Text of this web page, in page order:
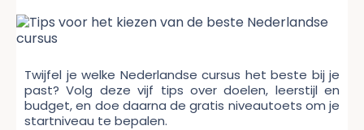
Twijfel je welke Nederlandse cursus het beste bij je
past? Volg deze vijf tips over doelen, leerstijl en
budget, en doe daarna de gratis niveautoets om je
startniveau te bepalen.